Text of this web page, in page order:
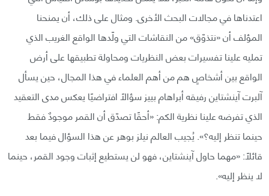
اعتدناها في مجالات البحث الأخرى. ومثال على ذلك، أن يمنحنا
المؤلف أن «نتذوّق» من النقاشات التي ولّدها الواقع الغريب الذي
تمليه علينا تفسيرات بعض النظريات ومحاولة تطبيقها على أرض
الواقع بين أشخاصٍ هم من أهم العلماء في هذا المجال، حين يسأل
آلبرت آينشتاين رفيقه أبراهام بييز سؤالًا افتراضيًا يعكس مدى التعقيد
الذي تفرضه علينا نظرية الكم: «أحقًا تصدّق أن القمر موجودٌ فقط
حينما تنظر إليه؟». يُجيب العالم نيلز بوهر عن هذا السؤال فيما بعد
قائلًا: «مهما حاول آينشتاين، فهو لن يستطيع إثبات وجود القمر، حينما
لا ينظر إليه».